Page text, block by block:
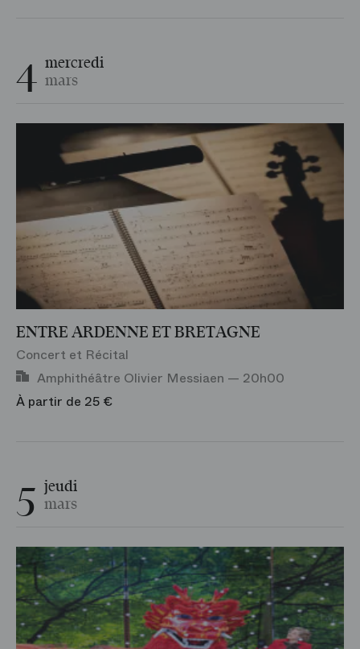
4 mercredi
mars
ENTRE ARDENNE ET BRETAGNE
Concert et Récital
Amphithéâtre Olivier Messiaen — 20h00
À partir de 25 €
5 jeudi
mars